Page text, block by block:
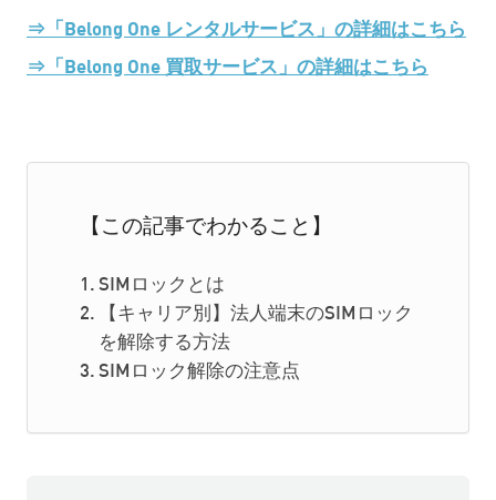
⇒「Belong One レンタルサービス」の詳細はこちら
⇒「Belong One 買取サービス」の詳細はこちら
【この記事でわかること】
SIMロックとは
【キャリア別】法人端末のSIMロック
を解除する方法
SIMロック解除の注意点